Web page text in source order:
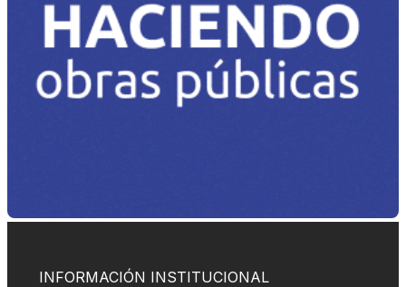
INFORMACIÓN INSTITUCIONAL